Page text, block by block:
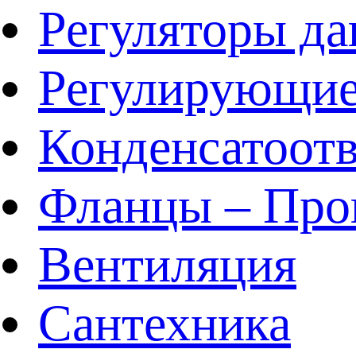
Регуляторы
Фланцы –
Вентиляция
Сантехника